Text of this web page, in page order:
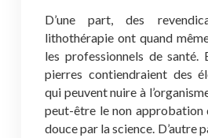
D’une part, des
lithothérapie ont quand
les professionnels de santé.
pierres contiendraient des
qui peuvent nuire à
peut-être le non approbation
douce par la science. D’autre